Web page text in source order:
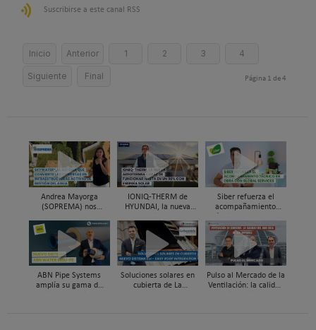
Suscribirse a este canal RSS
Inicio Anterior 1 2 3 4
Siguiente Final Página 1 de 4
Andrea Mayorga
(SOPREMA) nos
cubierta azul-verde
IONIQ-THERM de
HYUNDAI, la nueva
funcionar hasta en un
98% con energía solar
Siber refuerza el
acompañamiento
soporte al instalador
con Global Services
ABN Pipe Systems
amplía su gama de
Soluciones solares en
cubierta de La
Pulso al Mercado de la
Ventilación: la calidad